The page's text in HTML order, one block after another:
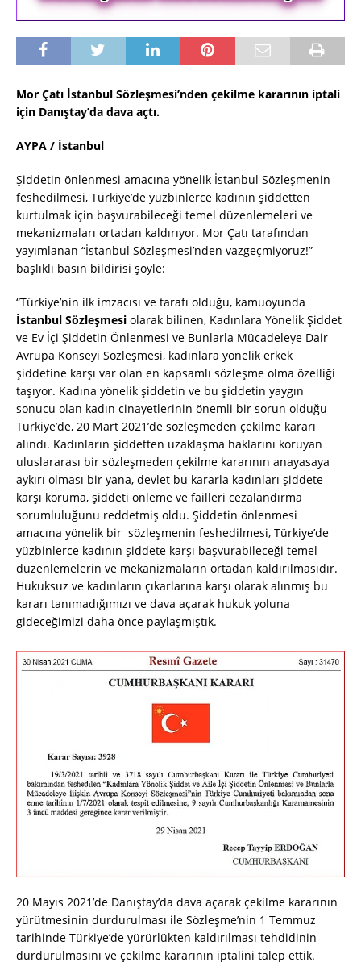
Mor Çatı İstanbul Sözleşmesi’nden çekilme kararının iptali
için Danıştay’da dava açtı.
AYPA / İstanbul
Şiddetin önlenmesi amacına yönelik İstanbul Sözleşmenin
feshedilmesi, Türkiye’de yüzbinlerce kadının şiddetten
kurtulmak için başvurabileceği temel düzenlemeleri ve
mekanizmaları ortadan kaldırıyor. Mor Çatı tarafından
yayımlanan “İstanbul Sözleşmesi’nden vazgeçmiyoruz!”
başlıklı basın bildirisi şöyle:
“Türkiye’nin ilk imzacısı ve tarafı olduğu, kamuoyunda
İstanbul Sözleşmesi olarak bilinen, Kadınlara Yönelik Şiddet
ve Ev İçi Şiddetin Önlenmesi ve Bunlarla Mücadeleye Dair
Avrupa Konseyi Sözleşmesi, kadınlara yönelik erkek
şiddetine karşı var olan en kapsamlı sözleşme olma özelliği
taşıyor. Kadına yönelik şiddetin ve bu şiddetin yaygın
sonucu olan kadın cinayetlerinin önemli bir sorun olduğu
Türkiye’de, 20 Mart 2021’de sözleşmeden çekilme kararı
alındı. Kadınların şiddetten uzaklaşma haklarını koruyan
uluslararası bir sözleşmeden çekilme kararının anayasaya
aykırı olması bir yana, devlet bu kararla kadınları şiddete
karşı koruma, şiddeti önleme ve failleri cezalandırma
sorumluluğunu reddetmiş oldu. Şiddetin önlenmesi
amacına yönelik bir sözleşmenin feshedilmesi, Türkiye’de
yüzbinlerce kadının şiddete karşı başvurabileceği temel
düzenlemelerin ve mekanizmaların ortadan kaldırılmasıdır.
Hukuksuz ve kadınların çıkarlarına karşı olarak alınmış bu
kararı tanımadığımızı ve dava açarak hukuk yoluna
gideceğimizi daha önce paylaşmıştık.
20 Mayıs 2021’de Danıştay’da dava açarak çekilme kararının
yürütmesinin durdurulması ile Sözleşme’nin 1 Temmuz
tarihinde Türkiye’de yürürlükten kaldırılması tehdidinin
durdurulmasını ve çekilme kararının iptalini talep ettik.